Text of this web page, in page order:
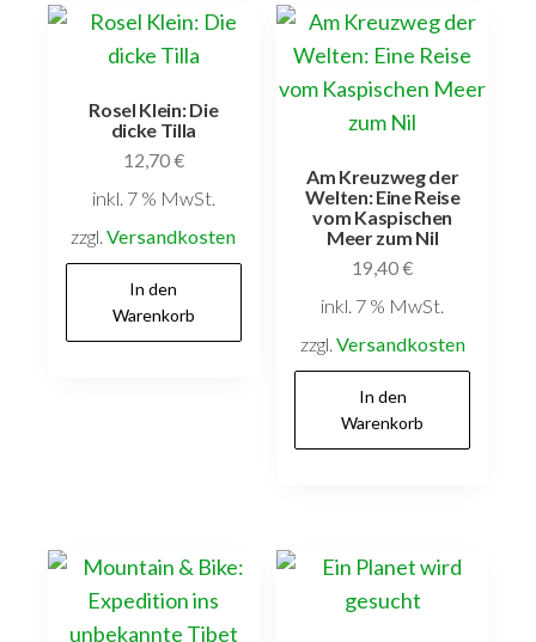
Rosel Klein: Die
dicke Tilla
12,70€
inkl. 7 % MwSt.
zzgl.Versandkosten
In den
Warenkorb
Am Kreuzweg der
Welten: Eine Reise
vom Kaspischen
Meer zum Nil
19,40€
inkl. 7 % MwSt.
zzgl. Versandkosten
In den
Warenkorb